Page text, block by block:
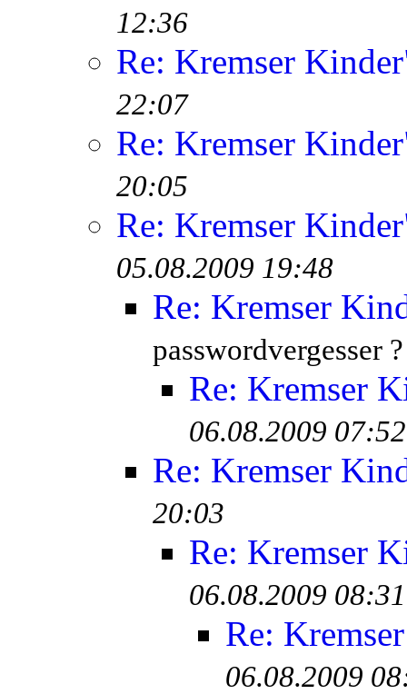
12:36
Re: Kremser
22:07
Re: Kremser
20:05
Re: Kremser
05.08.2009 19:48
Re: Kremser
passwordvergesser
Re: Kremser
06.08.2009 07:52
Re: Kremser
20:03
Re: Kremser
06.08.2009 08:31
Re:
06.08.2009